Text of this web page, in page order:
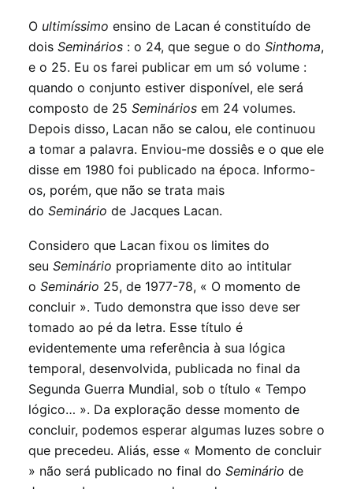
O ultimíssimo ensino de Lacan é constituído de
dois Seminários : o 24, que segue o do Sinthoma,
e o 25. Eu os farei publicar em um só volume :
quando o conjunto estiver disponível, ele será
composto de 25 Seminários em 24 volumes.
Depois disso, Lacan não se calou, ele continuou
a tomar a palavra. Enviou-me dossiês e o que ele
disse em 1980 foi publicado na época. Informo-
os, porém, que não se trata mais
do Seminário de Jacques Lacan.
Considero que Lacan fixou os limites do
seu Seminário propriamente dito ao intitular
o Seminário 25, de 1977-78, « O momento de
concluir ». Tudo demonstra que isso deve ser
tomado ao pé da letra. Esse título é
evidentemente uma referência à sua lógica
temporal, desenvolvida, publicada no final da
Segunda Guerra Mundial, sob o título « Tempo
lógico… ». Da exploração desse momento de
concluir, podemos esperar algumas luzes sobre o
que precedeu. Aliás, esse « Momento de concluir
» não será publicado no final do Seminário de